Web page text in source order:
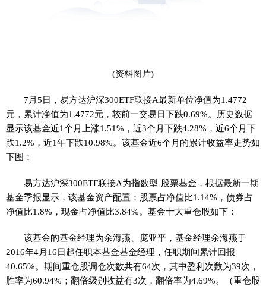
(资料图片)
7月5日，易方达沪深300ETF联接A最新单位净值为1.4772
元，累计净值为1.4772元，较前一交易日下跌0.69%。历史数据
显示该基金近1个月上涨1.51%，近3个月下跌4.28%，近6个月下
跌1.2%，近1年下跌10.98%。该基金近6个月的累计收益率走势如
下图：
易方达沪深300ETF联接A为指数型-股票基金，根据最新一期
基金季报显示，该基金资产配置：股票占净值比1.14%，债券占
净值比1.8%，现金占净值比3.84%。基金十大重仓股如下：
该基金的基金经理为余海燕、庞亚平，基金经理余海燕于
2016年4月16日起任职本基金基金经理，任职期间累计回报
40.65%。期间重仓股调仓次数共有64次，其中盈利次数为39次，
胜率为60.94%；翻倍级别收益有3次，翻倍率为4.69%。（重仓股